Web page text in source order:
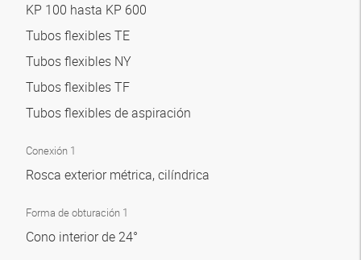
KP 100 hasta KP 600
Tubos flexibles TE
Tubos flexibles NY
Tubos flexibles TF
Tubos flexibles de aspiración
Conexión 1
Rosca exterior métrica, cilíndrica
Forma de obturación 1
Cono interior de 24°